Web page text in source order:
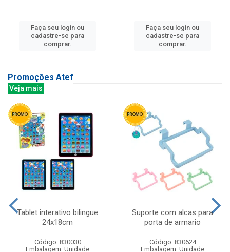
Faça seu login ou
cadastre-se para
comprar.
Faça seu login ou
cadastre-se para
comprar.
Promoções Atef
Veja mais
Tablet interativo bilingue
24x18cm
Código: 830030
Embalagem: Unidade
Suporte com alcas para
porta de armario
Código: 830624
Embalagem: Unidade